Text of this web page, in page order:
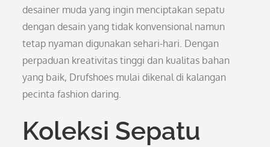
desainer muda yang ingin menciptakan sepatu
dengan desain yang tidak konvensional namun
tetap nyaman digunakan sehari-hari. Dengan
perpaduan kreativitas tinggi dan kualitas bahan
yang baik, Drufshoes mulai dikenal di kalangan
pecinta fashion daring.
Koleksi Sepatu